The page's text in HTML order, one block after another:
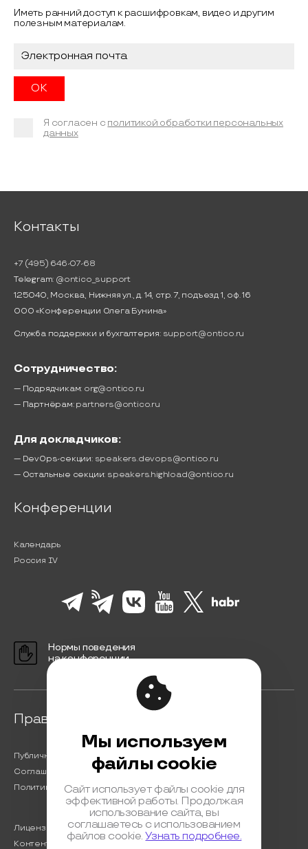
Иметь ранний доступ к расшифровкам, видео и другим
полезным материалам.
Я согласен с политикой обработки персональных
данных
Контакты
+7 (495) 646-07-68
Telegram: @ontico_support
125040, Москва, Нижняя ул., д. 14, стр. 7, подъезд 1, оф. 16
ООО «Конференции Олега Бунина»
Служба поддержки и бухгалтерия: support@ontico.ru
Сотрудничество:
— Подрядчикам: org@ontico.ru
— Партнёрам: partners@ontico.ru
Для докладчиков:
— DevOps-секции: speakers.devops@ontico.ru
— Остальные секции: speakers.highload@ontico.ru
Конференции
Календарь
Россия IV
Нормы поведения
на конференции
Правовая информация
Публичная оферта
Соглашение на обработку персональных данных
Политика обработки персональных данных
Лицензионный договор с Автором
Контентная политика конференции
Мы используем
файлы cookie
Сайт использует файлы cookie для
эффективной работы. Продолжая
использование сайта, вы
соглашаетесь с использованием
файлов cookie.Узнать подробнее.